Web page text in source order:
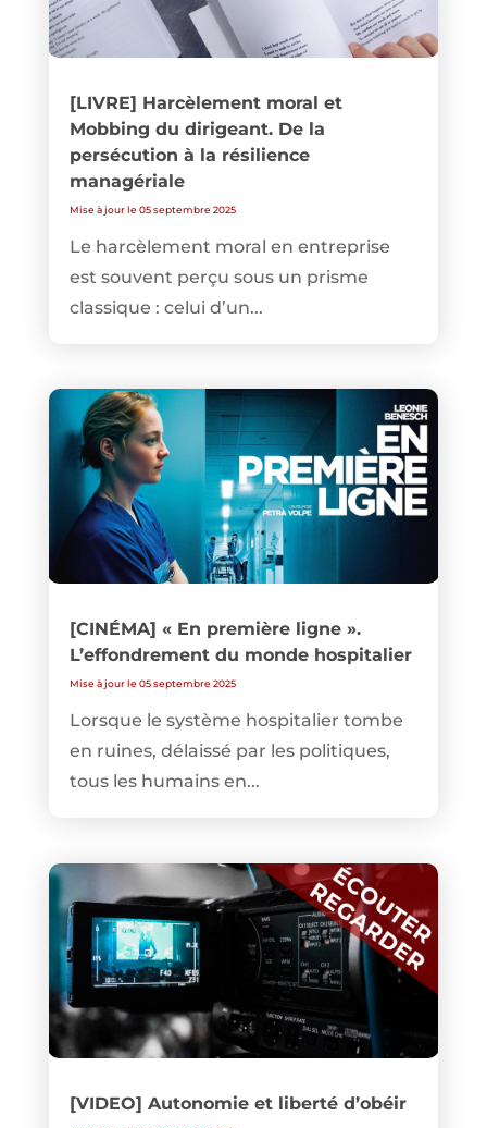
[LIVRE] Harcèlement moral et
Mobbing du dirigeant. De la
persécution à la résilience
managériale
Mise à jour le 05 septembre 2025
Le harcèlement moral en entreprise
est souvent perçu sous un prisme
classique : celui d’un...
[CINÉMA] « En première ligne ».
L’effondrement du monde hospitalier
Mise à jour le 05 septembre 2025
Lorsque le système hospitalier tombe
en ruines, délaissé par les politiques,
tous les humains en...
[VIDEO] Autonomie et liberté d’obéir